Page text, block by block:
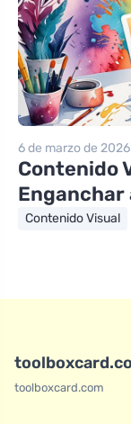
6 de marzo de 2026
Contenido
Enganchar
Contenido Visual
toolboxcard.com